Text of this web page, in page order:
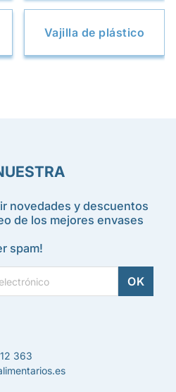
Vajilla de plástico
novedades y descuentos
de los mejores envases
spam!
363